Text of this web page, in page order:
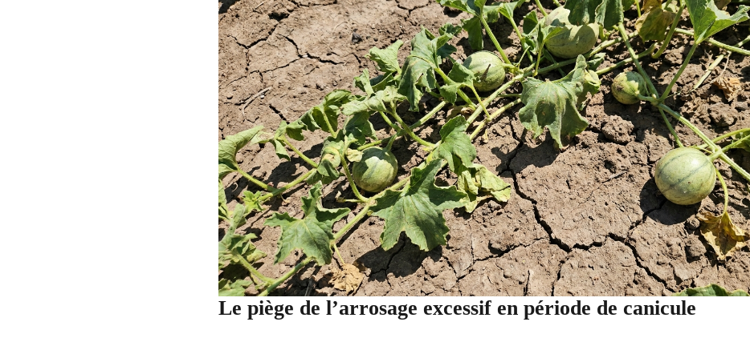
Le piège de l’arrosage excessif en période de canicule